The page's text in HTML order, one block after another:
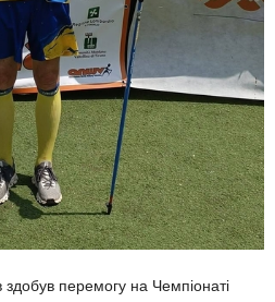
здобув перемогу на Чемпіонаті